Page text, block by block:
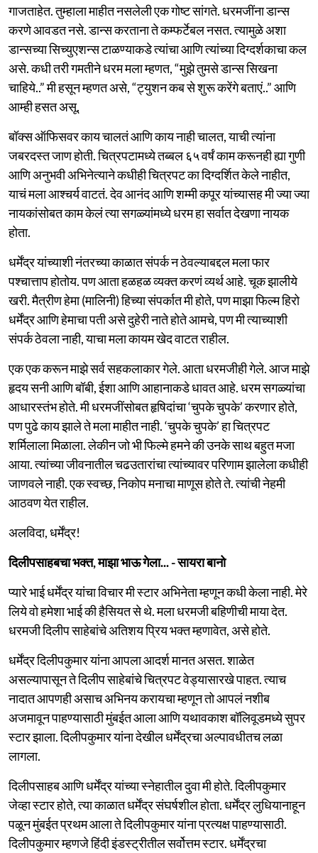
गाजताहेत. तुम्हाला माहीत नसलेली एक गोष्ट सांगते. धरमजींना डान्स
करणे आवडत नसे. डान्स करताना ते कम्फर्टेबल नसत. त्यामुळे अशा
डान्सच्या सिच्युएशन्स टाळण्याकडे त्यांचा आणि त्यांच्या दिग्दर्शकाचा कल
असे. कधी तरी गमतीने धरम मला म्हणत, “मुझे तुमसे डान्स सिखना
चाहिये..” मी हसून म्हणत असे, “ट्युशन कब से शुरू करेंगे बताएं..” आणि
आम्ही हसत असू.
बॉक्स ऑफिसवर काय चालतं आणि काय नाही चालत, याची त्यांना
जबरदस्त जाण होती. चित्रपटामध्ये तब्बल ६५ वर्षं काम करूनही ह्या गुणी
आणि अनुभवी अभिनेत्याने कधीही चित्रपट का दिग्दर्शित केले नाहीत,
याचं मला आश्चर्य वाटतं. देव आनंद आणि शम्मी कपूर यांच्यासह मी ज्या ज्या
नायकांसोबत काम केलं त्या सगळ्यांमध्ये धरम हा सर्वात देखणा नायक
होता.
धर्मेंद्र यांच्याशी नंतरच्या काळात संपर्क न ठेवल्याबद्दल मला फार
पश्चात्ताप होतोय. पण आता हळहळ व्यक्त करणं व्यर्थ आहे. चूक झालीये
खरी. मैत्रीण हेमा (मालिनी) हिच्या संपर्कात मी होते, पण माझा फिल्म हिरो
धर्मेंद्र आणि हेमाचा पती असे दुहेरी नाते होते आमचे, पण मी त्याच्याशी
संपर्क ठेवला नाही, याचा मला कायम खेद वाटत राहील.
एक एक करून माझे सर्व सहकलाकार गेले. आता धरमजीही गेले. आज माझे
हृदय सनी आणि बॉबी, ईशा आणि आहानाकडे धावत आहे. धरम सगळ्यांचा
आधारस्तंभ होते. मी धरमजींसोबत हृषिदांचा ‘चुपके चुपके’ करणार होते,
पण पुढे काय झाले ते मला माहीत नाही. ‘चुपके चुपके’ हा चित्रपट
शर्मिलाला मिळाला. लेकीन जो भी फिल्मे हमने की उनके साथ बहुत मजा
आया. त्यांच्या जीवनातील चढउतारांचा त्यांच्यावर परिणाम झालेला कधीही
जाणवले नाही. एक स्वच्छ, निकोप मनाचा माणूस होते ते. त्यांची नेहमी
आठवण येत राहील.
अलविदा, धर्मेंद्र!
दिलीपसाहबचा भक्त, माझा भाऊ गेला... - सायरा बानो
प्यारे भाई धर्मेंद्र यांचा विचार मी स्टार अभिनेता म्हणून कधी केला नाही. मेरे
लिये वो हमेशा भाई की हैसियत से थे. मला धरमजी बहिणीची माया देत.
धरमजी दिलीप साहेबांचे अतिशय प्रिय भक्त म्हणावेत, असे होते.
धर्मेंद्र दिलीपकुमार यांना आपला आदर्श मानत असत. शाळेत
असल्यापासून ते दिलीप साहेबांचे चित्रपट वेड्यासारखे पाहत. त्याच
नादात आपणही असाच अभिनय करायचा म्हणून तो आपलं नशीब
अजमावून पाहण्यासाठी मुंबईत आला आणि यथावकाश बॉलिवूडमध्ये सुपर
स्टार झाला. दिलीपकुमार यांना देखील धर्मेंद्रचा अल्पावधीतच लळा
लागला.
दिलीपसाहब आणि धर्मेंद्र यांच्या स्नेहातील दुवा मी होते. दिलीपकुमार
जेव्हा स्टार होते, त्या काळात धर्मेंद्र संघर्षशील होता. धर्मेंद्र लुधियानाहून
पळून मुंबईत प्रथम आला ते दिलीपकुमार यांना प्रत्यक्ष पाहण्यासाठी.
दिलीपकुमार म्हणजे हिंदी इंडस्ट्रीतील सर्वोत्तम स्टार. धर्मेंद्रचा